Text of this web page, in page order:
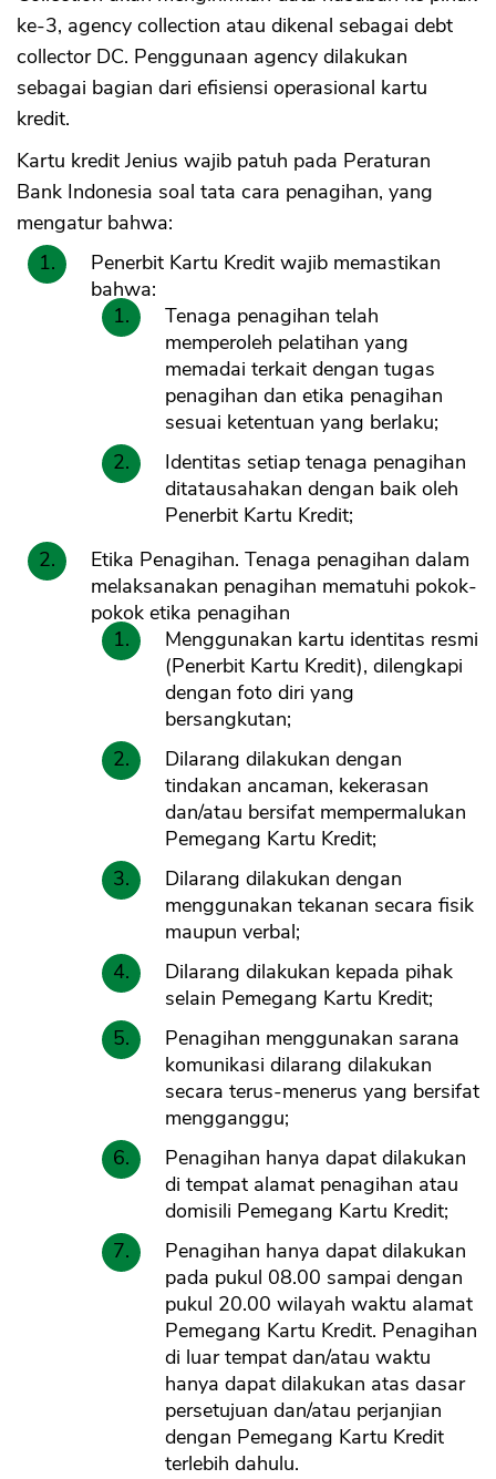
ke-3, agency collection atau dikenal sebagai debt
collector DC. Penggunaan agency dilakukan
sebagai bagian dari efisiensi operasional kartu
kredit.
Kartu kredit Jenius wajib patuh pada Peraturan
Bank Indonesia soal tata cara penagihan, yang
mengatur bahwa:
Penerbit Kartu Kredit wajib memastikan
bahwa:
Tenaga penagihan telah
memperoleh pelatihan yang
memadai terkait dengan tugas
penagihan dan etika penagihan
sesuai ketentuan yang berlaku;
Identitas setiap tenaga penagihan
ditatausahakan dengan baik oleh
Penerbit Kartu Kredit;
Etika Penagihan. Tenaga penagihan dalam
melaksanakan penagihan mematuhi pokok-
pokok etika penagihan
Menggunakan kartu identitas resmi
(Penerbit Kartu Kredit), dilengkapi
dengan foto diri yang
bersangkutan;
Dilarang dilakukan dengan
tindakan ancaman, kekerasan
dan/atau bersifat mempermalukan
Pemegang Kartu Kredit;
Dilarang dilakukan dengan
menggunakan tekanan secara fisik
maupun verbal;
Dilarang dilakukan kepada pihak
selain Pemegang Kartu Kredit;
Penagihan menggunakan sarana
komunikasi dilarang dilakukan
secara terus-menerus yang bersifat
mengganggu;
Penagihan hanya dapat dilakukan
di tempat alamat penagihan atau
domisili Pemegang Kartu Kredit;
Penagihan hanya dapat dilakukan
pada pukul 08.00 sampai dengan
pukul 20.00 wilayah waktu alamat
Pemegang Kartu Kredit. Penagihan
di luar tempat dan/atau waktu
hanya dapat dilakukan atas dasar
persetujuan dan/atau perjanjian
dengan Pemegang Kartu Kredit
terlebih dahulu.